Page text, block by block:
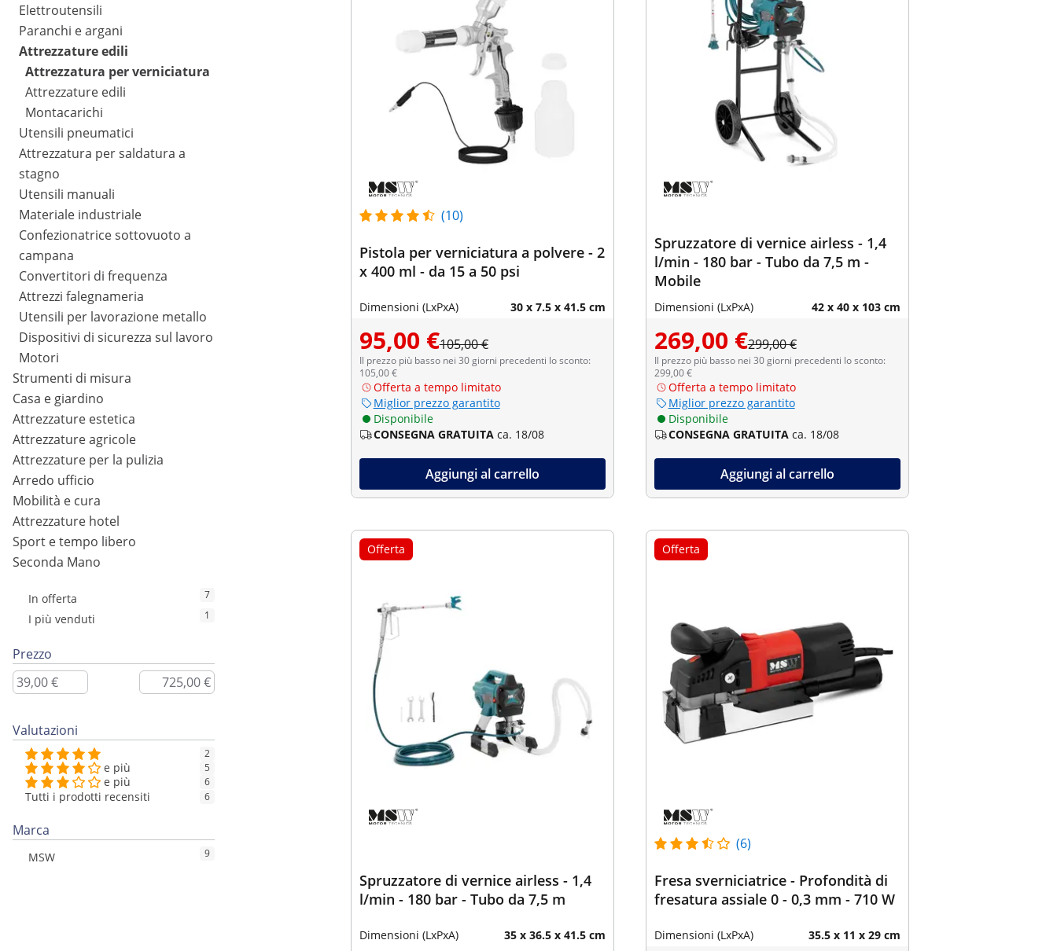
Elettroutensili
Paranchi e argani
Attrezzature edili
Attrezzatura per verniciatura
Attrezzature edili
Montacarichi
Utensili pneumatici
Attrezzatura per saldatura a
stagno
Utensili manuali
Materiale industriale
Confezionatrice sottovuoto a
campana
Convertitori di frequenza
Attrezzi falegnameria
Utensili per lavorazione metallo
Dispositivi di sicurezza sul lavoro
Motori
Strumenti di misura
Casa e giardino
Attrezzature estetica
Attrezzature agricole
Attrezzature per la pulizia
Arredo ufficio
Mobilità e cura
Attrezzature hotel
Sport e tempo libero
Seconda Mano
In offerta 7
I più venduti 1
Prezzo
Valutazioni
2
e più 5
e più 6
Tutti i prodotti recensiti 6
Marca
MSW 9
(10)
Pistola per verniciatura a polvere - 2
x 400 ml - da 15 a 50 psi
Dimensioni (LxPxA) 30 x 7.5 x 41.5 cm
95,00 €105,00 €
Il prezzo più basso nei 30 giorni precedenti lo sconto:
105,00 €
Offerta a tempo limitato
Miglior prezzo garantito
Disponibile
CONSEGNA GRATUITA ca. 18/08
Aggiungi al carrello
Spruzzatore di vernice airless - 1,4
l/min - 180 bar - Tubo da 7,5 m -
Mobile
Dimensioni (LxPxA) 42 x 40 x 103 cm
269,00 €299,00 €
Il prezzo più basso nei 30 giorni precedenti lo sconto:
299,00 €
Offerta a tempo limitato
Miglior prezzo garantito
Disponibile
CONSEGNA GRATUITA ca. 18/08
Aggiungi al carrello
Offerta
Spruzzatore di vernice airless - 1,4
l/min - 180 bar - Tubo da 7,5 m
Dimensioni (LxPxA) 35 x 36.5 x 41.5 cm
Offerta
(6)
Fresa sverniciatrice - Profondità di
fresatura assiale 0 - 0,3 mm - 710 W
Dimensioni (LxPxA) 35.5 x 11 x 29 cm